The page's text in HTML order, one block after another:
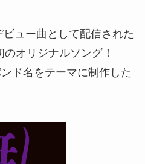
ュー曲として配信された
オリジナルソング！
ド名をテーマに制作した